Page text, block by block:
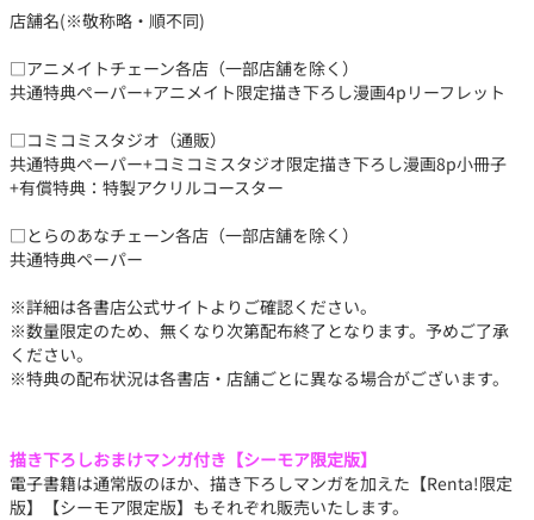
店舗名(※敬称略・順不同)
□アニメイトチェーン各店（一部店舗を除く）
共通特典ペーパー+アニメイト限定描き下ろし漫画4pリーフレット
□コミコミスタジオ（通販）
共通特典ペーパー+コミコミスタジオ限定描き下ろし漫画8p小冊子
+有償特典：特製アクリルコースター
□とらのあなチェーン各店（一部店舗を除く）
共通特典ペーパー
※詳細は各書店公式サイトよりご確認ください。
※数量限定のため、無くなり次第配布終了となります。予めご了承
ください。
※特典の配布状況は各書店・店舗ごとに異なる場合がございます。
描き下ろしおまけマンガ付き【シーモア限定版】
電子書籍は通常版のほか、描き下ろしマンガを加えた【Renta!限定
版】【シーモア限定版】もそれぞれ販売いたします。